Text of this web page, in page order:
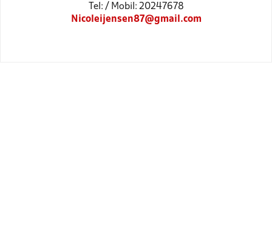
Tel: / Mobil: 20247678
Nicoleijensen87@gmail.com